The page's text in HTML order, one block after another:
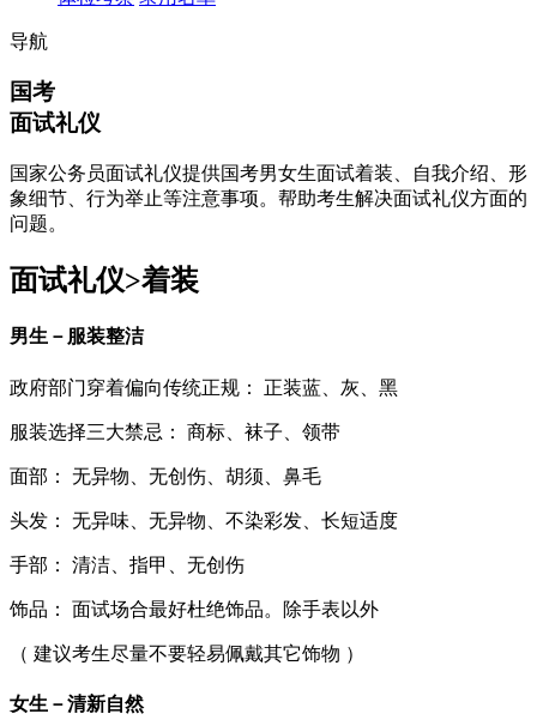
导航
国考
面试礼仪
国家公务员面试礼仪提供国考男女生面试着装、自我介绍、形
象细节、行为举止等注意事项。帮助考生解决面试礼仪方面的
问题。
面试礼仪>着装
男生－服装整洁
政府部门穿着偏向传统正规： 正装蓝、灰、黑
服装选择三大禁忌： 商标、袜子、领带
面部： 无异物、无创伤、胡须、鼻毛
头发： 无异味、无异物、不染彩发、长短适度
手部： 清洁、指甲、无创伤
饰品： 面试场合最好杜绝饰品。除手表以外
（ 建议考生尽量不要轻易佩戴其它饰物 ）
女生－清新自然